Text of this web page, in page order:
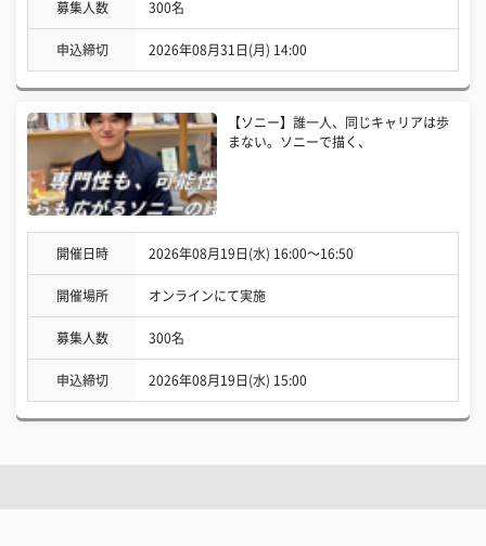
募集人数 300名
申込締切 2026年08月31日(月) 14:00
【ソニー】誰一人、同じキャリアは歩
まない。ソニーで描く、
開催日時 2026年08月19日(水) 16:00〜16:50
開催場所 オンラインにて実施
募集人数 300名
申込締切 2026年08月19日(水) 15:00